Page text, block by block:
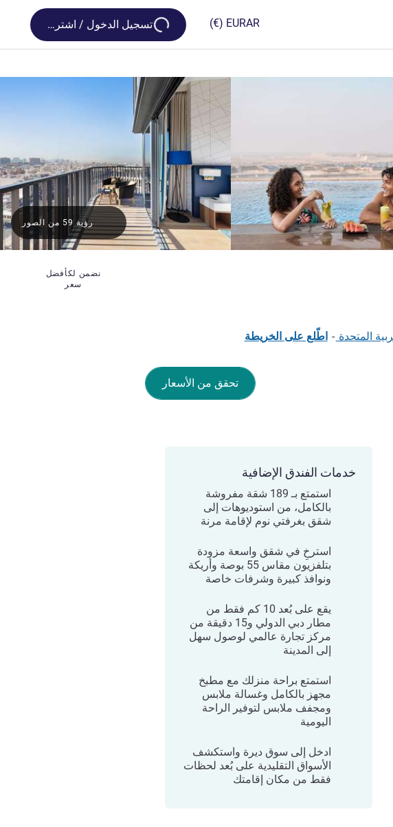
AR
EUR
(€)
Loading...
تسجيل الدخول / اشترك
نضمن لكأفضل
سعر
رؤية 59 من الصور
- اطّلع على الخريطة
تحقق من الأسعار
خدمات الفندق الإضافية
استمتع بـ 189 شقة مفروشة
بالكامل، من استوديوهات إلى
شقق بغرفتي نوم لإقامة مرنة
استرخِ في شقق واسعة مزودة
بتلفزيون مقاس 55 بوصة وأريكة
ونوافذ كبيرة وشرفات خاصة
يقع على بُعد 10 كم فقط من
مطار دبي الدولي و15 دقيقة من
مركز تجارة عالمي لوصول سهل
إلى المدينة
استمتع براحة منزلك مع مطبخ
مجهز بالكامل وغسالة ملابس
ومجفف ملابس لتوفير الراحة
اليومية
ادخل إلى سوق ديرة واستكشف
الأسواق التقليدية على بُعد لحظات
فقط من مكان إقامتك